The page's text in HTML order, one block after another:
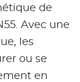
de
Avec une
les
ou se
en